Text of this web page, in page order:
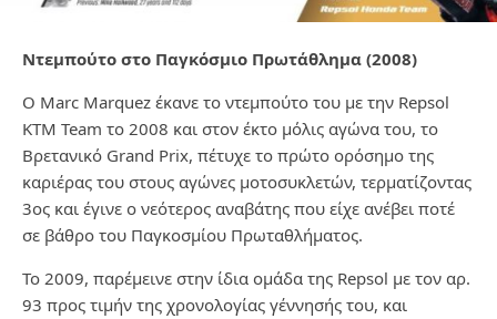
Ντεμπούτο στο Παγκόσμιο Πρωτάθλημα (2008)
Ο Marc Marquez έκανε το ντεμπούτο του με την Repsol
KTM Team το 2008 και στον έκτο μόλις αγώνα του, το
Βρετανικό Grand Prix, πέτυχε το πρώτο ορόσημο της
καριέρας του στους αγώνες μοτοσυκλετών, τερματίζοντας
3ος και έγινε ο νεότερος αναβάτης που είχε ανέβει ποτέ
σε βάθρο του Παγκοσμίου Πρωταθλήματος.
Το 2009, παρέμεινε στην ίδια ομάδα της Repsol με τον αρ.
93 προς τιμήν της χρονολογίας γέννησής του, και